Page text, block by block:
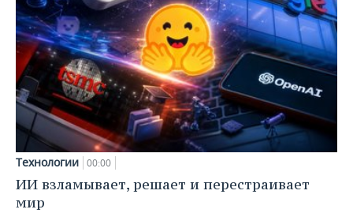
Технологии 00:00
ИИ взламывает, решает и перестраивает
мир